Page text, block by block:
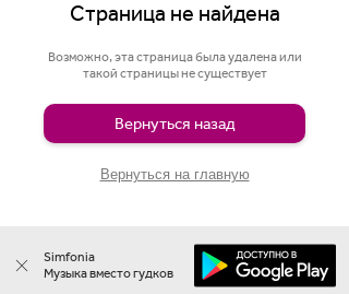
Страница не найдена
Возможно, эта страница была удалена или
такой страницы не существует
Вернуться назад
Вернуться на главную
Simfonia
Музыка вместо гудков